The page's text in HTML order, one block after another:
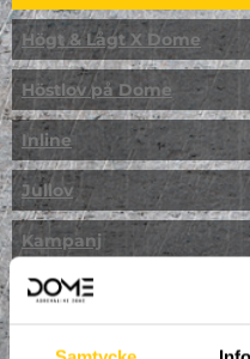
Högt & Lågt X Dome
Höstlov på Dome
Inline
Jullov
Kampanj
Kickbike